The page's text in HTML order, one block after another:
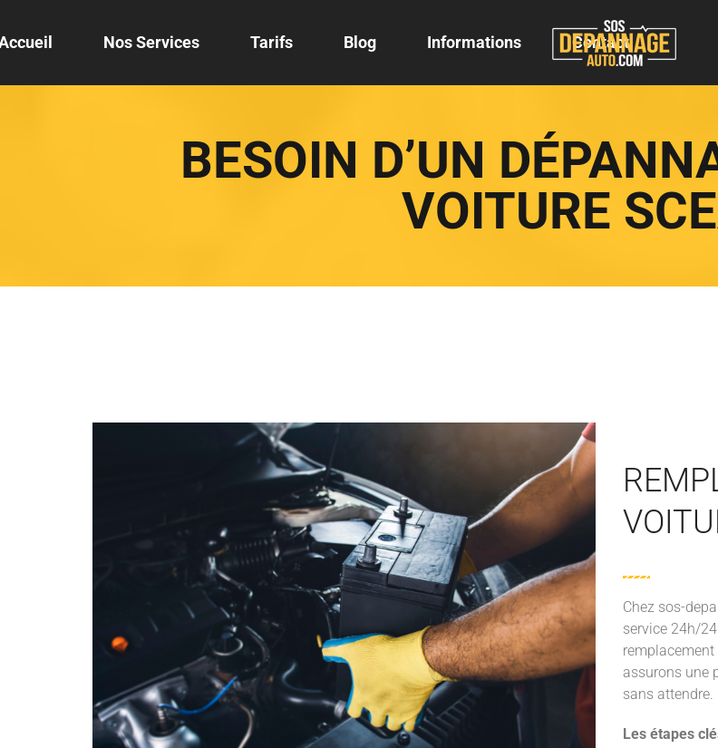
Nos Services Tarifs Blog Informations Contact
BESOIN D’UN
VOITURE
Chez sos-
service 24h/
assurons une
sans attendre.
Les étapes